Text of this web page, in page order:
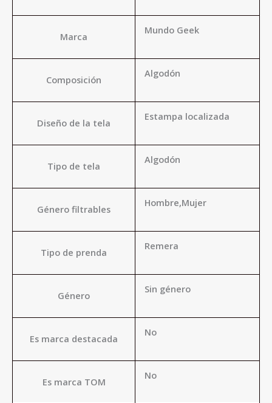
Marca
Mundo Geek
Composición
Algodón
Diseño de la tela
Estampa localizada
Tipo de tela
Algodón
Género filtrables
Hombre,Mujer
Tipo de prenda
Remera
Género
Sin género
Es marca destacada
No
Es marca TOM
No